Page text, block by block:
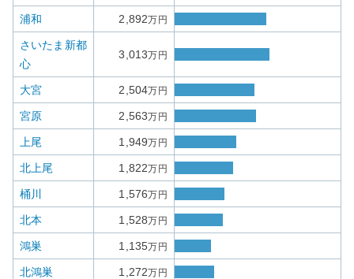
浦和 2,892万円
さいたま新都
心
3,013万円
大宮 2,504万円
宮原 2,563万円
上尾 1,949万円
北上尾 1,822万円
桶川 1,576万円
北本 1,528万円
鴻巣 1,135万円
北鴻巣 1,272万円